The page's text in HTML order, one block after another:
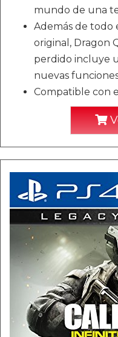
mundo de una
Además de
original, Dragon
perdido incluye
nuevas
Compatible con